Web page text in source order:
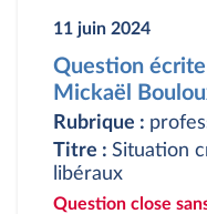
11 juin 2024
Question
Mickaël
Rubrique :
Titre : Situation
libéraux
Question close